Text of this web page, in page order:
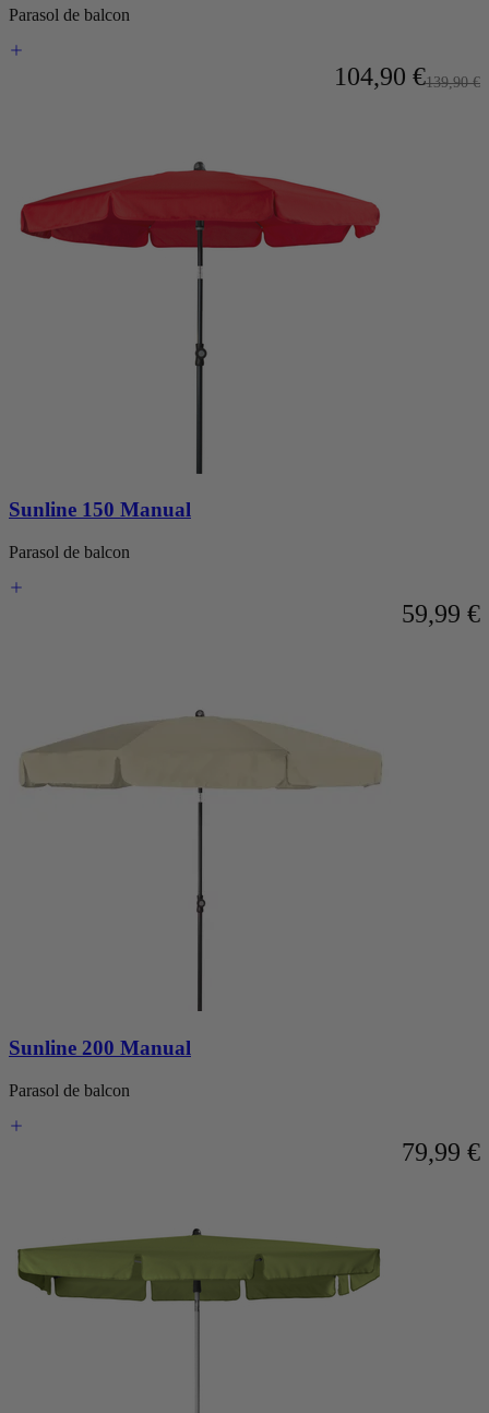
Parasol de balcon
À partir de
104,90 €Prix
139,90 €
Sunline 150 Manual
Parasol de balcon
59,99 €
Sunline 200 Manual
Parasol de balcon
79,99 €